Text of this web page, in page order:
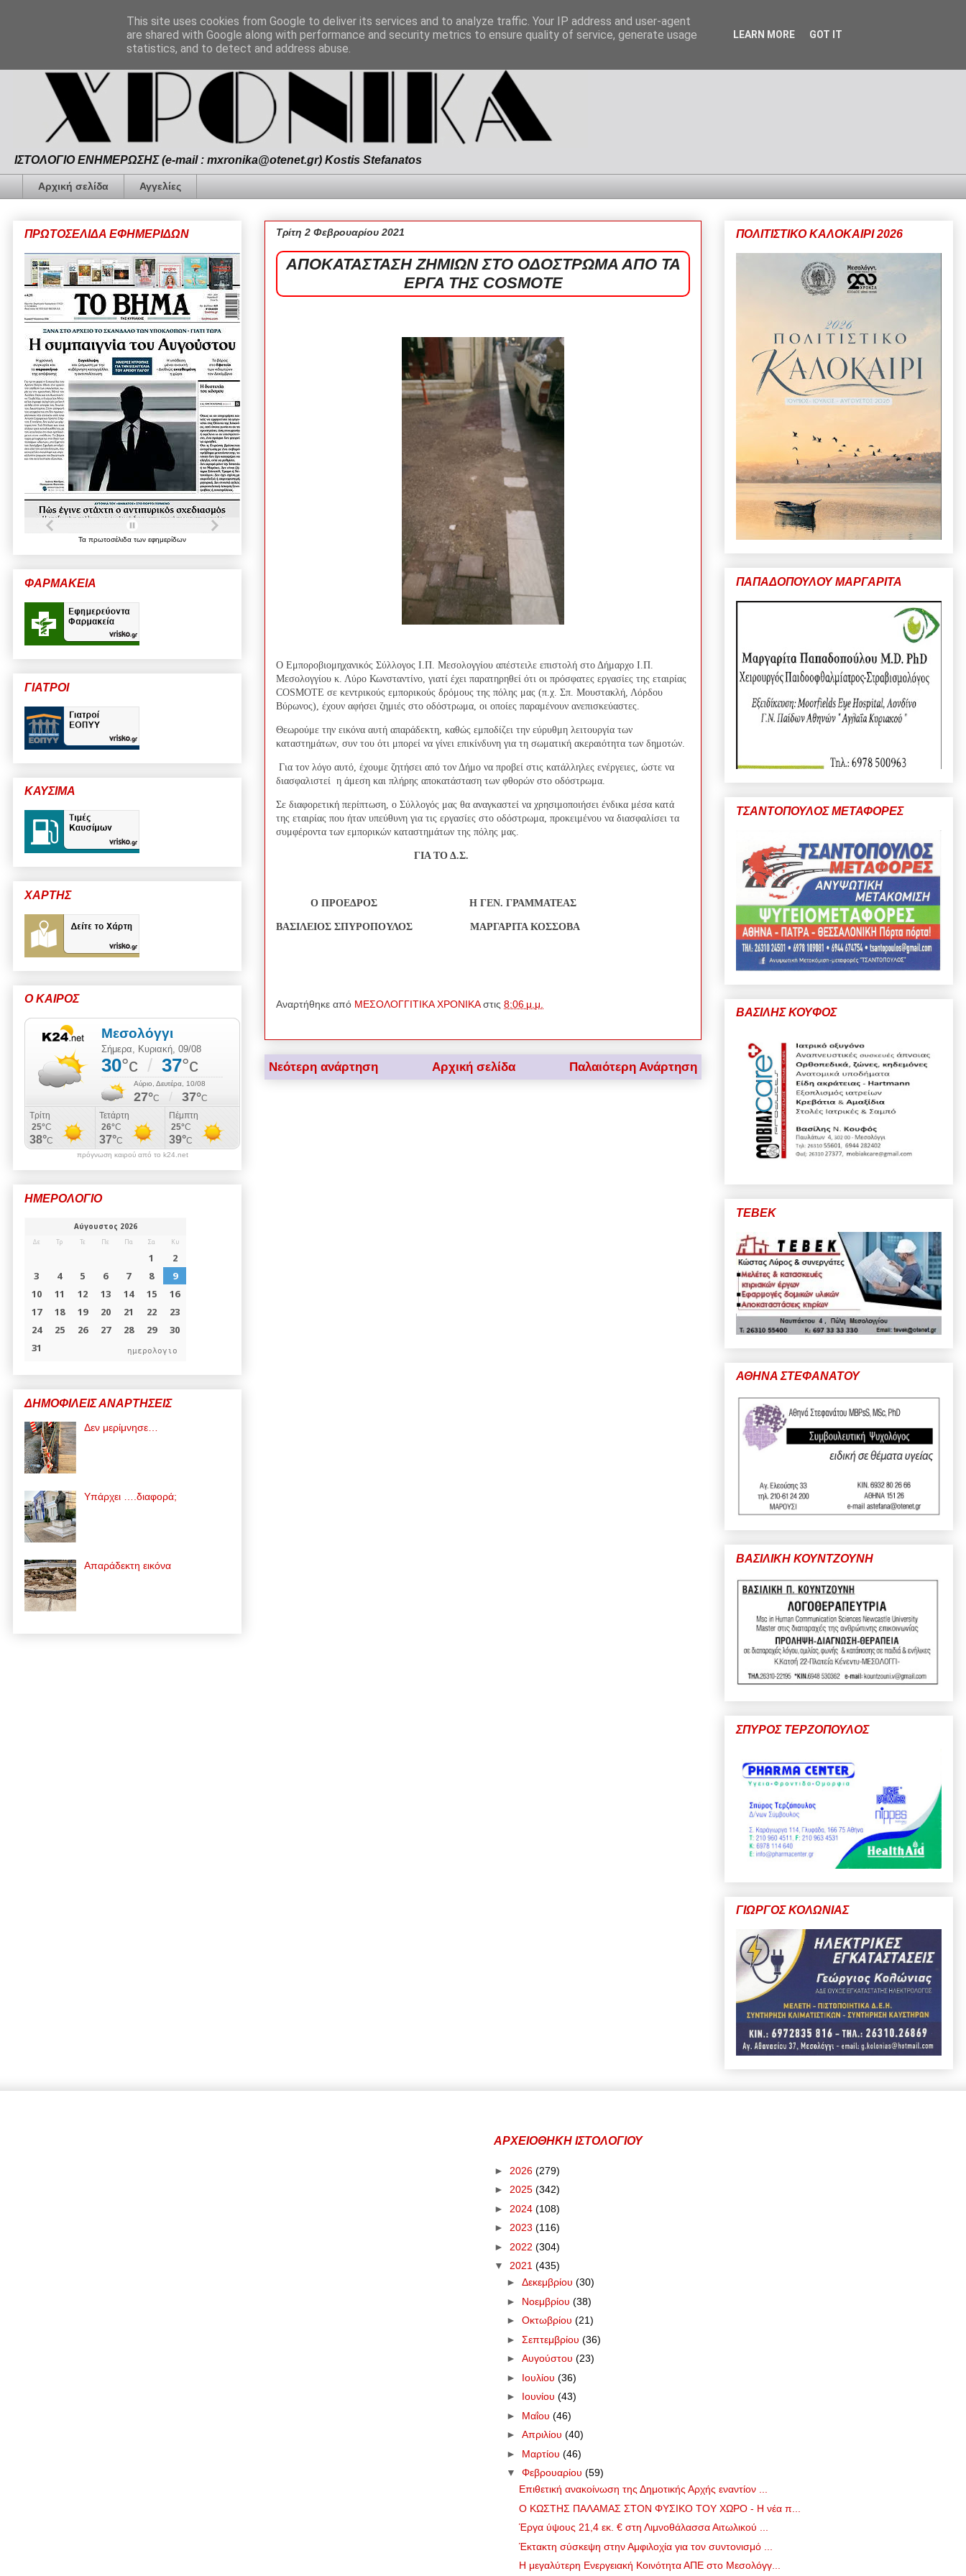
ΙΣΤΟΛΟΓΙΟ ΕΝΗΜΕΡΩΣΗΣ (e-mail : mxronika@otenet.gr) Kostis Stefanatos
Αρχική σελίδα Αγγελίες
Τρίτη 2 Φεβρουαρίου 2021
ΑΠΟΚΑΤΑΣΤΑΣΗ ΖΗΜΙΩΝ ΣΤΟ ΟΔΟΣΤΡΩΜΑ ΑΠΟ ΤΑ
ΕΡΓΑ ΤΗΣ COSMOTE
O Εμποροβιομηχανικός Σύλλογος Ι.Π. Μεσολογγίου απέστειλε επιστολή στο Δήμαρχο Ι.Π.
Μεσολογγίου κ. Λύρο Κωνσταντίνο, γιατί έχει παρατηρηθεί ότι οι πρόσφατες εργασίες της εταιρίας
COSMOTE σε κεντρικούς εμπορικούς δρόμους της πόλης μας (π.χ. Σπ. Μουστακλή, Λόρδου
Βύρωνος), έχουν αφήσει ζημιές στο οδόστρωμα, οι οποίες παραμένουν ανεπισκεύαστες.
Θεωρούμε την εικόνα αυτή απαράδεκτη, καθώς εμποδίζει την εύρυθμη λειτουργία των
καταστημάτων, συν του ότι μπορεί να γίνει επικίνδυνη για τη σωματική ακεραιότητα των δημοτών.
Για τον λόγο αυτό, έχουμε ζητήσει από τον Δήμο να προβεί στις κατάλληλες ενέργειες, ώστε να
διασφαλιστεί η άμεση και πλήρης αποκατάσταση των φθορών στο οδόστρωμα.
Σε διαφορετική περίπτωση, ο Σύλλογός μας θα αναγκαστεί να χρησιμοποιήσει ένδικα μέσα κατά
της εταιρίας που ήταν υπεύθυνη για τις εργασίες στο οδόστρωμα, προκειμένου να διασφαλίσει τα
συμφέροντα των εμπορικών καταστημάτων της πόλης μας.
ΓΙΑ ΤΟ Δ.Σ.
Ο ΠΡΟΕΔΡΟΣ H ΓΕΝ. ΓΡΑΜΜΑΤΕΑΣ
ΒΑΣΙΛΕΙΟΣ ΣΠΥΡΟΠΟΥΛΟΣ ΜΑΡΓΑΡΙΤΑ ΚΟΣΣΟΒΑ
Αναρτήθηκε από ΜΕΣΟΛΟΓΓΙΤΙΚΑ ΧΡΟΝΙΚΑ στις 8:06 μ.μ.
Νεότερη ανάρτηση Παλαιότερη Ανάρτηση
Αρχική σελίδα
ΠΡΩΤΟΣΕΛΙΔΑ ΕΦΗΜΕΡΙΔΩΝ
Τα πρωτοσέλιδα των εφημερίδων
ΦΑΡΜΑΚΕΙΑ
ΓΙΑΤΡΟΙ
ΚΑΥΣΙΜΑ
ΧΑΡΤΗΣ
Ο ΚΑΙΡΟΣ
πρόγνωση καιρού από το k24.net
ΗΜΕΡΟΛΟΓΙΟ
ημερολογιο
ΔΗΜΟΦΙΛΕΙΣ ΑΝΑΡΤΗΣΕΙΣ
Δεν μερίμνησε…
Υπάρχει ….διαφορά;
Απαράδεκτη εικόνα
ΠΟΛΙΤΙΣΤΙΚΟ ΚΑΛΟΚΑΙΡΙ 2026
ΠΑΠΑΔΟΠΟΥΛΟΥ ΜΑΡΓΑΡΙΤΑ
ΤΣΑΝΤΟΠΟΥΛΟΣ ΜΕΤΑΦΟΡΕΣ
ΒΑΣΙΛΗΣ ΚΟΥΦΟΣ
ΤΕΒΕΚ
ΑΘΗΝΑ ΣΤΕΦΑΝΑΤΟΥ
ΒΑΣΙΛΙΚΗ ΚΟΥΝΤΖΟΥΝΗ
ΣΠΥΡΟΣ ΤΕΡΖΟΠΟΥΛΟΣ
ΓΙΩΡΓΟΣ ΚΟΛΩΝΙΑΣ
ΑΡΧΕΙΟΘΗΚΗ ΙΣΤΟΛΟΓΙΟΥ
► 2026 (279)
► 2025 (342)
► 2024 (108)
► 2023 (116)
► 2022 (304)
▼ 2021 (435)
► Δεκεμβρίου (30)
► Νοεμβρίου (38)
► Οκτωβρίου (21)
► Σεπτεμβρίου (36)
► Αυγούστου (23)
► Ιουλίου (36)
► Ιουνίου (43)
► Μαΐου (46)
► Απριλίου (40)
► Μαρτίου (46)
▼ Φεβρουαρίου (59)
Επιθετική ανακοίνωση της Δημοτικής Αρχής εναντίον ...
Ο ΚΩΣΤΗΣ ΠΑΛΑΜΑΣ ΣΤΟΝ ΦΥΣΙΚΟ ΤΟΥ ΧΩΡΟ - Η νέα π...
Έργα ύψους 21,4 εκ. € στη Λιμνοθάλασσα Αιτωλικού ...
Έκτακτη σύσκεψη στην Αμφιλοχία για τον συντονισμό ...
Η μεγαλύτερη Ενεργειακή Κοινότητα ΑΠΕ στο Μεσολόγγ...
This site uses cookies from Google to deliver its services and to analyze traffic. Your IP address and user-agent
are shared with Google along with performance and security metrics to ensure quality of service, generate usage
statistics, and to detect and address abuse.
LEARN MORE GOT IT